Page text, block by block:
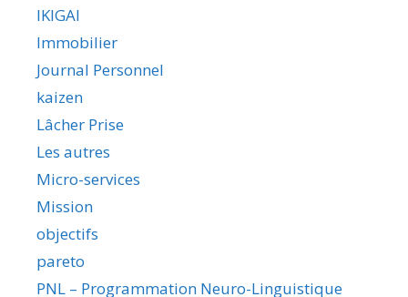
IKIGAI
Immobilier
Journal Personnel
kaizen
Lâcher Prise
Les autres
Micro-services
Mission
objectifs
pareto
PNL – Programmation Neuro-Linguistique